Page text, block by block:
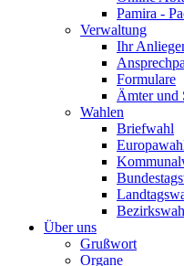
Pamira -
Verwaltung
Ihr
Formulare
Ämter und
Wahlen
Briefwahl
Über uns
Grußwort
Organe